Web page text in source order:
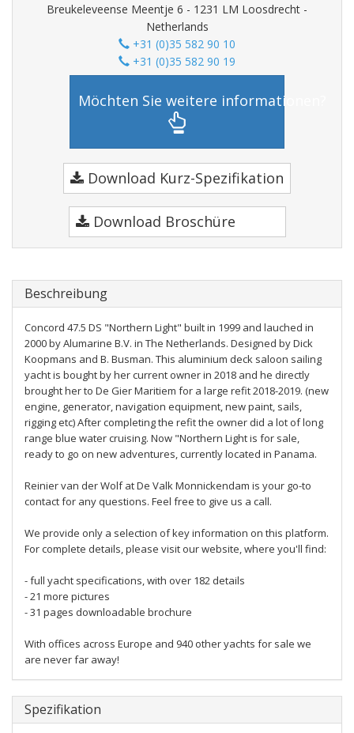
Breukeleveense Meentje 6 - 1231 LM Loosdrecht -
Netherlands
+31 (0)35 582 90 10
+31 (0)35 582 90 19
Möchten Sie weitere informationen?
Download Kurz-Spezifikation
Download Broschüre
Beschreibung
Concord 47.5 DS "Northern Light" built in 1999 and lauched in
2000 by Alumarine B.V. in The Netherlands. Designed by Dick
Koopmans and B. Busman. This aluminium deck saloon sailing
yacht is bought by her current owner in 2018 and he directly
brought her to De Gier Maritiem for a large refit 2018-2019. (new
engine, generator, navigation equipment, new paint, sails,
rigging etc) After completing the refit the owner did a lot of long
range blue water cruising. Now "Northern Light is for sale,
ready to go on new adventures, currently located in Panama.
Reinier van der Wolf at De Valk Monnickendam is your go-to
contact for any questions. Feel free to give us a call.
We provide only a selection of key information on this platform.
For complete details, please visit our website, where you'll find:
- full yacht specifications, with over 182 details
- 21 more pictures
- 31 pages downloadable brochure
With offices across Europe and 940 other yachts for sale we
are never far away!
Spezifikation